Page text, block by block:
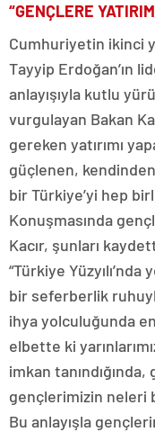
“GENÇLERE
Cumhuriyetin ikinci
Tayyip Erdoğan’ın
anlayışıyla kutlu
vurgulayan Bakan
gereken yatırımı
güçlenen,
bir Türkiye’yi hep
Konuşmasında
Kacır, şunları
“Türkiye
bir seferberlik
ihya yolculuğunda
elbette ki
imkan
gençlerimizin neleri
Bu anlayışla